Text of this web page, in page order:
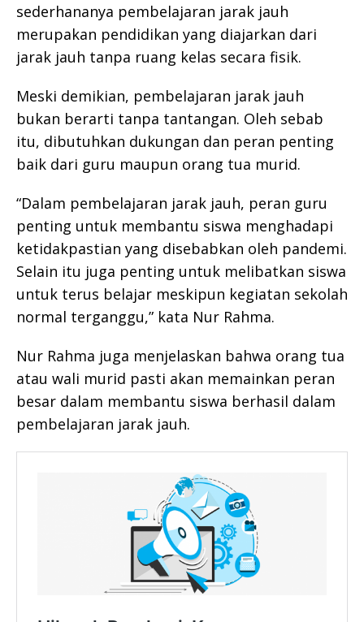
sederhananya pembelajaran jarak jauh
merupakan pendidikan yang diajarkan dari
jarak jauh tanpa ruang kelas secara fisik.
Meski demikian, pembelajaran jarak jauh
bukan berarti tanpa tantangan. Oleh sebab
itu, dibutuhkan dukungan dan peran penting
baik dari guru maupun orang tua murid.
“Dalam pembelajaran jarak jauh, peran guru
penting untuk membantu siswa menghadapi
ketidakpastian yang disebabkan oleh pandemi.
Selain itu juga penting untuk melibatkan siswa
untuk terus belajar meskipun kegiatan sekolah
normal terganggu,” kata Nur Rahma.
Nur Rahma juga menjelaskan bahwa orang tua
atau wali murid pasti akan memainkan peran
besar dalam membantu siswa berhasil dalam
pembelajaran jarak jauh.